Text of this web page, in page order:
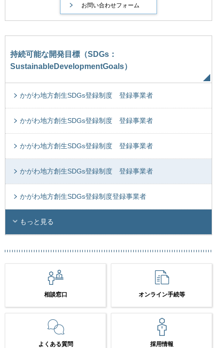
持続可能な開発目標（SDGs：
SustainableDevelopmentGoals）
かがわ地方創生SDGs登録制度 登録事業者
かがわ地方創生SDGs登録制度 登録事業者
かがわ地方創生SDGs登録制度 登録事業者
かがわ地方創生SDGs登録制度 登録事業者
かがわ地方創生SDGs登録制度登録事業者
もっと見る
相談窓口 オンライン手続等
よくある質問 採用情報